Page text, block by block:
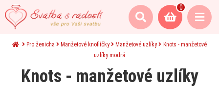
0
Pro ženicha Manžetové knoflíčky Manžetové uzlíky
Knots - manžetové
uzlíky modrá
Knots - manžetové uzlíky